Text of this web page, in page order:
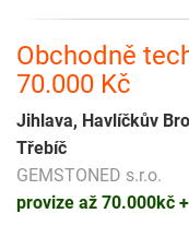
Obchodně
70.000 Kč
Jihlava, Havlíčkův
Třebíč
GEMSTONED s.r.o.
provize až 70.000kč